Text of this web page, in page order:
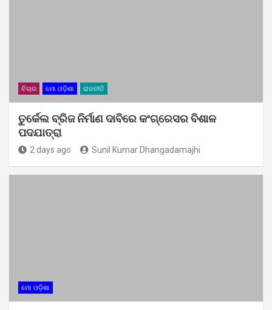
ବିଚାର ମୋ ଓଡ଼ିଶା ରାଜନୀତି
ତୁର୍କେଲ ବ୍ରିଜ ନିର୍ମାଣ ଦାବିରେ କଂଗ୍ରେସର ବିଶାଳ
ପଦଯାତ୍ରା
2 days ago Sunil Kumar Dhangadamajhi
ମୋ ଓଡ଼ିଶା